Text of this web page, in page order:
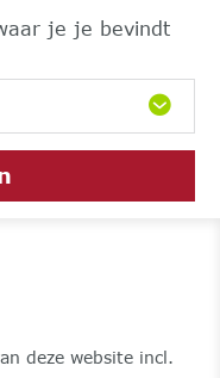
je je bevindt
deze website incl.